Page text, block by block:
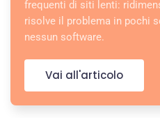
frequenti di siti lenti:
risolve il problema in pochi
nessun software.
Vai all'articolo